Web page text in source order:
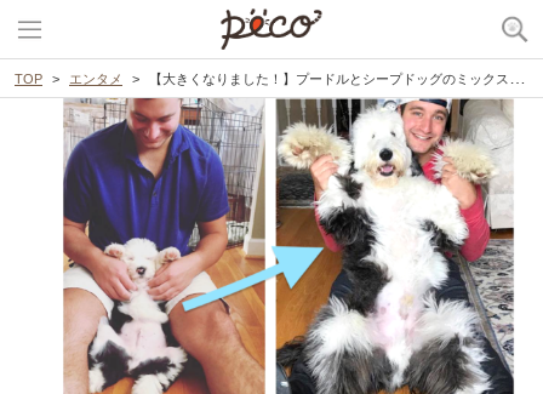
TOP エンタメ 【大きくなりました！】プードルとシープドッグのミックス犬、1年前と比べてみたら…その変化に思わず♡